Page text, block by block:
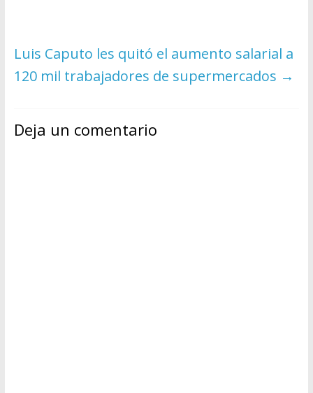
Luis Caputo les quitó el aumento salarial a
120 mil trabajadores de supermercados →
Deja un comentario